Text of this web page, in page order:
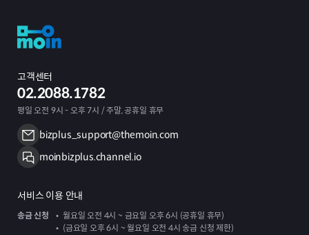
고객센터
02.2088.1782
평일 오전 9시 - 오후 7시 / 주말, 공휴일 휴무
bizplus_support@themoin.com
moinbizplus.channel.io
서비스 이용 안내
송금 신청
월요일 오전 4시 ~ 금요일 오후 6시 (공휴일 휴무)
(금요일 오후 6시 ~ 월요일 오전 4시 송금 신청 제한)